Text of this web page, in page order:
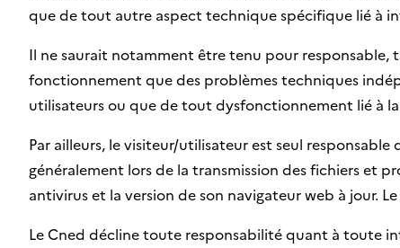
que de tout autre aspect technique spécifique lié à
Il ne saurait notamment être tenu pour responsable,
fonctionnement que des problèmes techniques
utilisateurs ou que de tout dysfonctionnement lié à
Par ailleurs, le visiteur/utilisateur est seul
généralement lors de la transmission des fichiers et
antivirus et la version de son navigateur web à jour.
Le Cned décline toute responsabilité quant à toute